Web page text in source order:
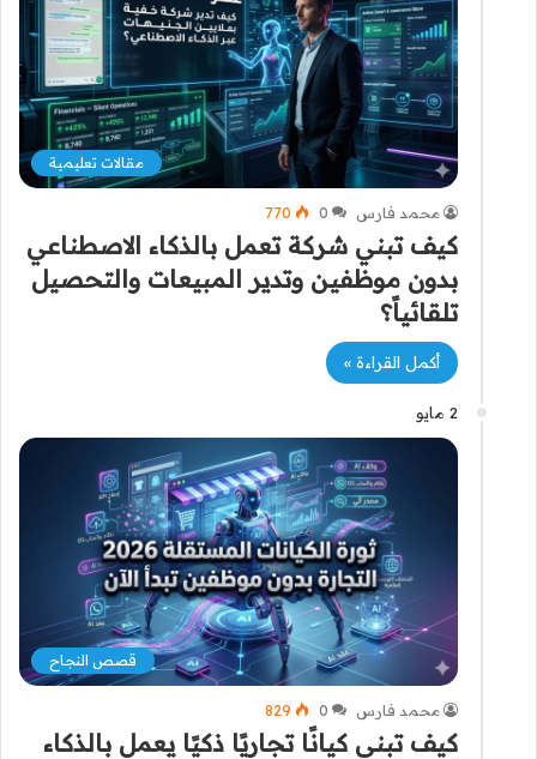
مقالات تعليمية
محمد فارس 0
770
كيف تبني شركة تعمل بالذكاء الاصطناعي
بدون موظفين وتدير المبيعات والتحصيل
تلقائياً؟
أكمل القراءة »
2 مايو
قصص النجاح
محمد فارس 0
829
كيف تبني كيانًا تجاريًا ذكيًا يعمل بالذكاء